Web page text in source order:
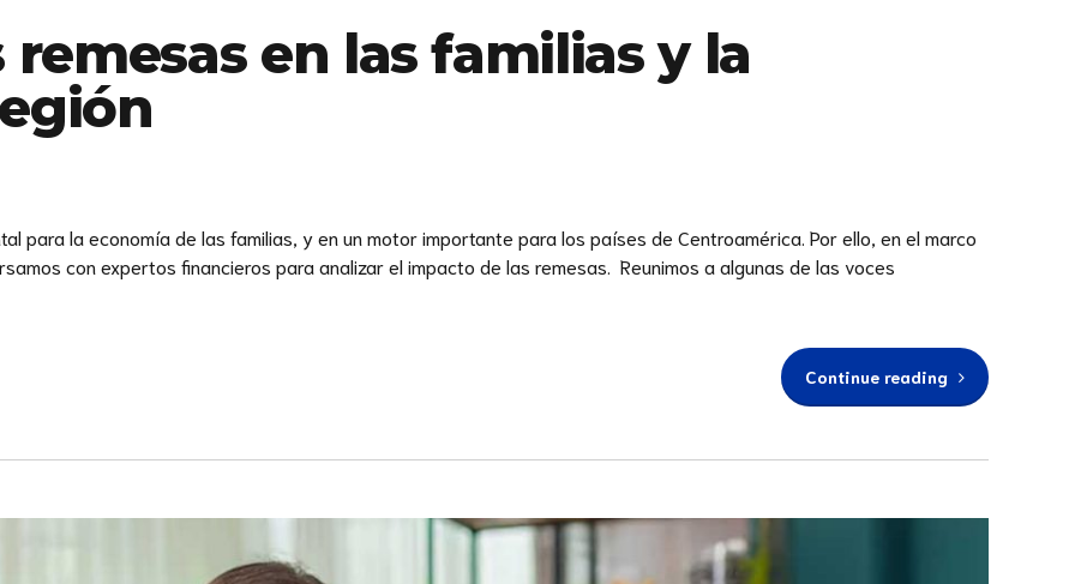
en las familias y la
para la economía de las familias, y en un motor importante para los países de Centroamérica. Por ello, en el marco
con expertos financieros para analizar el impacto de las remesas. Reunimos a algunas de las voces
Continue reading